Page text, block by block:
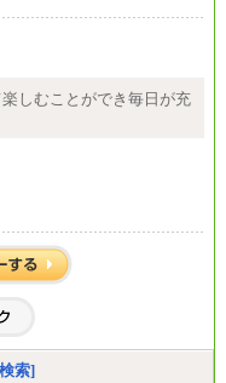
実働6時間）
時間）
円
しむことができ毎日が充
索]